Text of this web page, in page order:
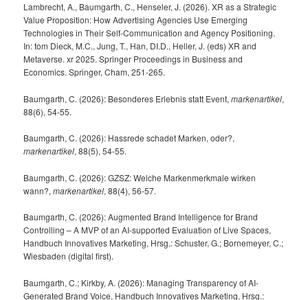
Lambrecht, A., Baumgarth, C., Henseler, J. (2026). XR as a Strategic
Value Proposition: How Advertising Agencies Use Emerging
Technologies in Their Self-Communication and Agency Positioning.
In: tom Dieck, M.C., Jung, T., Han, DI.D., Heller, J. (eds) XR and
Metaverse. xr 2025. Springer Proceedings in Business and
Economics. Springer, Cham, 251-265.
Baumgarth, C. (2026): Besonderes Erlebnis statt Event,markenartikel,
88(6), 54-55.
Baumgarth, C. (2026): Hassrede schadet Marken, oder?,
markenartikel, 88(5), 54-55.
Baumgarth, C. (2026): GZSZ: Welche Markenmerkmale wirken
wann?,markenartikel, 88(4), 56-57.
Baumgarth, C. (2026): Augmented Brand Intelligence for Brand
Controlling – A MVP of an AI-supported Evaluation of Live Spaces,
Handbuch Innovatives Marketing, Hrsg.: Schuster, G.; Bornemeyer, C.;
Wiesbaden (digital first).
Baumgarth, C.; Kirkby, A. (2026): Managing Transparency of AI-
Generated Brand Voice, Handbuch Innovatives Marketing, Hrsg.: